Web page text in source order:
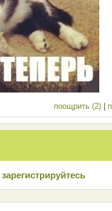
поощрить (2)
зарeгиcтрирyйтeсь